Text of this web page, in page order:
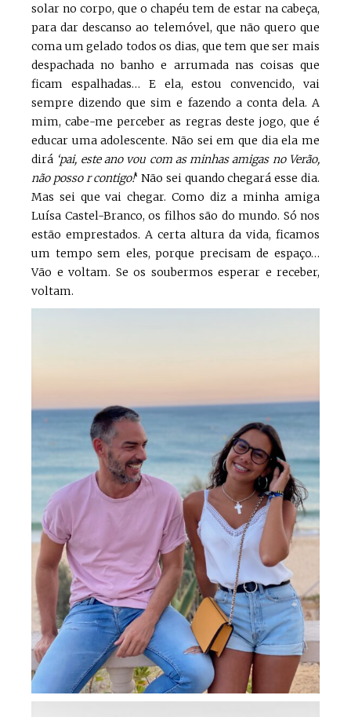
solar no corpo, que o chapéu tem de estar na cabeça,
para dar descanso ao telemóvel, que não quero que
coma um gelado todos os dias, que tem que ser mais
despachada no banho e arrumada nas coisas que
ficam espalhadas… E ela, estou convencido, vai
sempre dizendo que sim e fazendo a conta dela. A
mim, cabe-me perceber as regras deste jogo, que é
educar uma adolescente. Não sei em que dia ela me
dirá ‘pai, este ano vou com as minhas amigas no Verão,
não posso r contigo!‘ Não sei quando chegará esse dia.
Mas sei que vai chegar. Como diz a minha amiga
Luísa Castel-Branco, os filhos são do mundo. Só nos
estão emprestados. A certa altura da vida, ficamos
um tempo sem eles, porque precisam de espaço…
Vão e voltam. Se os soubermos esperar e receber,
voltam.